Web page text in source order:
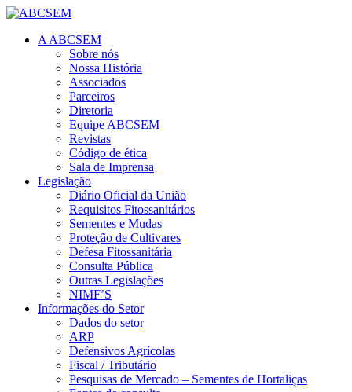
A ABCSEM
Sobre nós
Nossa História
Associados
Parceiros
Diretoria
Equipe ABCSEM
Revistas
Código de ética
Sala de Imprensa
Legislação
Diário Oficial da União
Requisitos Fitossanitários
Sementes e Mudas
Proteção de Cultivares
Defesa Fitossanitária
Consulta Pública
Outras Legislações
NIMF’S
Informações do Setor
Dados do setor
ARP
Defensivos Agrícolas
Fiscal / Tributário
Pesquisas de Mercado – Sementes de Hortaliças